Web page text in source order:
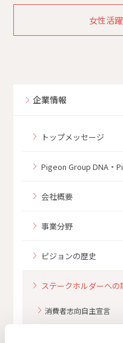
女性活
企業情報
トップメッセージ
Pigeon Group DNA・
会社概要
事業分野
ピジョンの歴史
ステークホルダーへの
消費者志向自主宣言